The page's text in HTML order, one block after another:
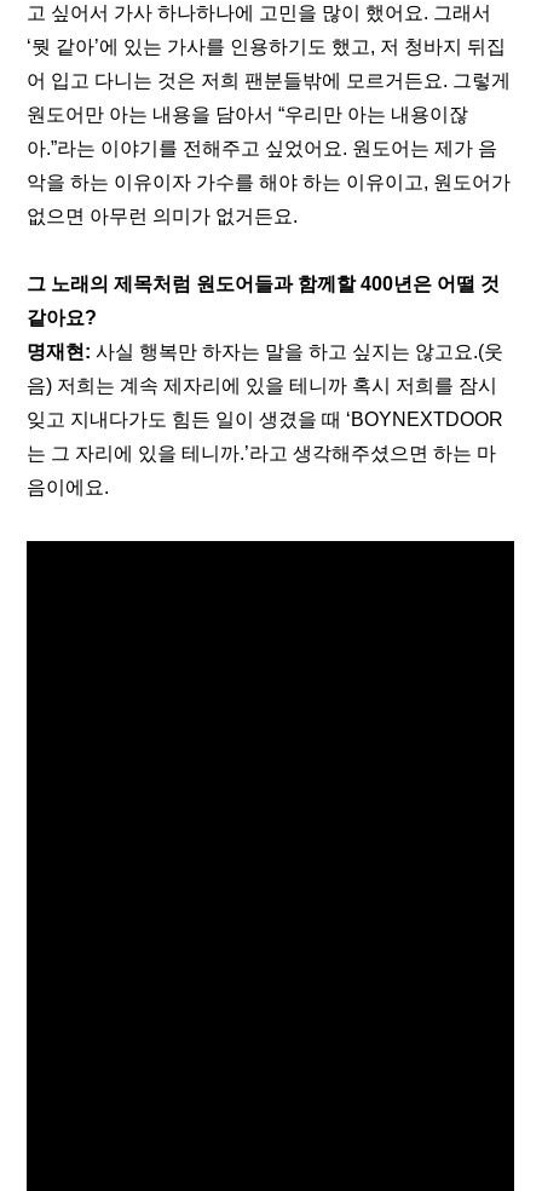
고 싶어서 가사 하나하나에 고민을 많이 했어요. 그래서
‘뭣 같아’에 있는 가사를 인용하기도 했고, 저 청바지 뒤집
어 입고 다니는 것은 저희 팬분들밖에 모르거든요. 그렇게
원도어만 아는 내용을 담아서 “우리만 아는 내용이잖
아.”라는 이야기를 전해주고 싶었어요. 원도어는 제가 음
악을 하는 이유이자 가수를 해야 하는 이유이고, 원도어가
없으면 아무런 의미가 없거든요.
그 노래의 제목처럼 원도어들과 함께할 400년은 어떨 것
같아요?
명재현: 사실 행복만 하자는 말을 하고 싶지는 않고요.(웃
음) 저희는 계속 제자리에 있을 테니까 혹시 저희를 잠시
잊고 지내다가도 힘든 일이 생겼을 때 ‘BOYNEXTDOOR
는 그 자리에 있을 테니까.’라고 생각해주셨으면 하는 마
음이에요.